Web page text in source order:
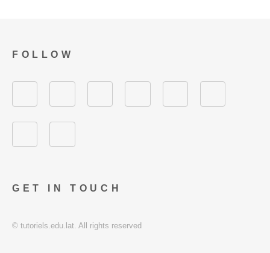
GET IN TOUCH
FOLLOW
© tutoriels.edu.lat. All rights reserved